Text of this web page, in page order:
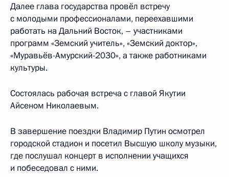
Далее глава государства провёл встречу
с молодыми профессионалами, переехавшими
работать на Дальний Восток, – участниками
программ «Земский учитель», «Земский доктор»,
«Муравьёв-Амурский-2030», а также работниками
культуры.
Состоялась рабочая встреча с главой Якутии
Айсеном Николаевым.
В завершение поездки Владимир Путин осмотрел
городской стадион и посетил Высшую школу музыки,
где послушал концерт в исполнении учащихся
и побеседовал с ними.